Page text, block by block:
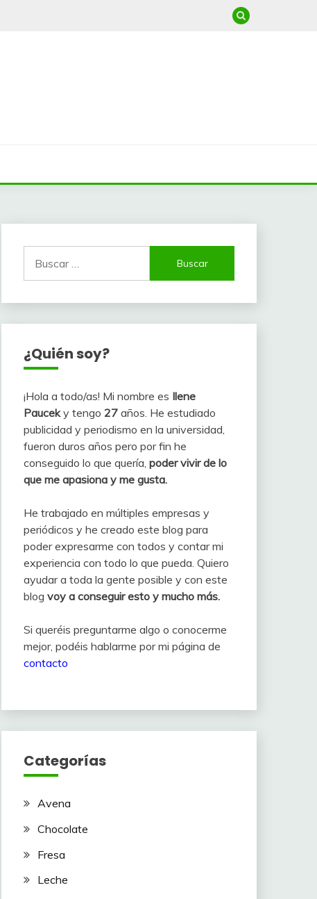
¿Quién soy?
¡Hola a todo/as! Mi nombre es Ilene
Pauceky tengo 27años. He estudiado
publicidad y periodismo en la universidad,
fueron duros años pero por fin he
conseguido lo que quería, poder vivir de lo
que me apasiona y me gusta.
He trabajado en múltiples empresas y
periódicos y he creado este blog para
poder expresarme con todos y contar mi
experiencia con todo lo que pueda. Quiero
ayudar a toda la gente posible y con este
blog voy a conseguir esto y mucho más.
Si queréis preguntarme algo o conocerme
mejor, podéis hablarme por mi página de
contacto
Categorías
Avena
Chocolate
Fresa
Leche